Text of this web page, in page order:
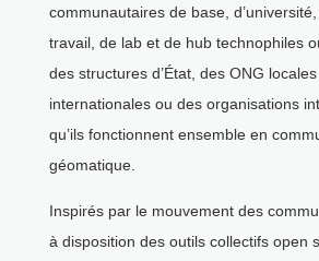
communautaires de base,
travail, de lab et de hub technophiles
des structures d’État, des ONG
internationales ou des organisations
qu’ils fonctionnent ensemble en
géomatique.
Inspirés par le mouvement des
à disposition des outils collectifs open